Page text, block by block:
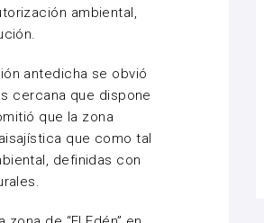
ambiental,
antedicha se obvió
cercana que dispone
que la zona
que como tal
definidas con